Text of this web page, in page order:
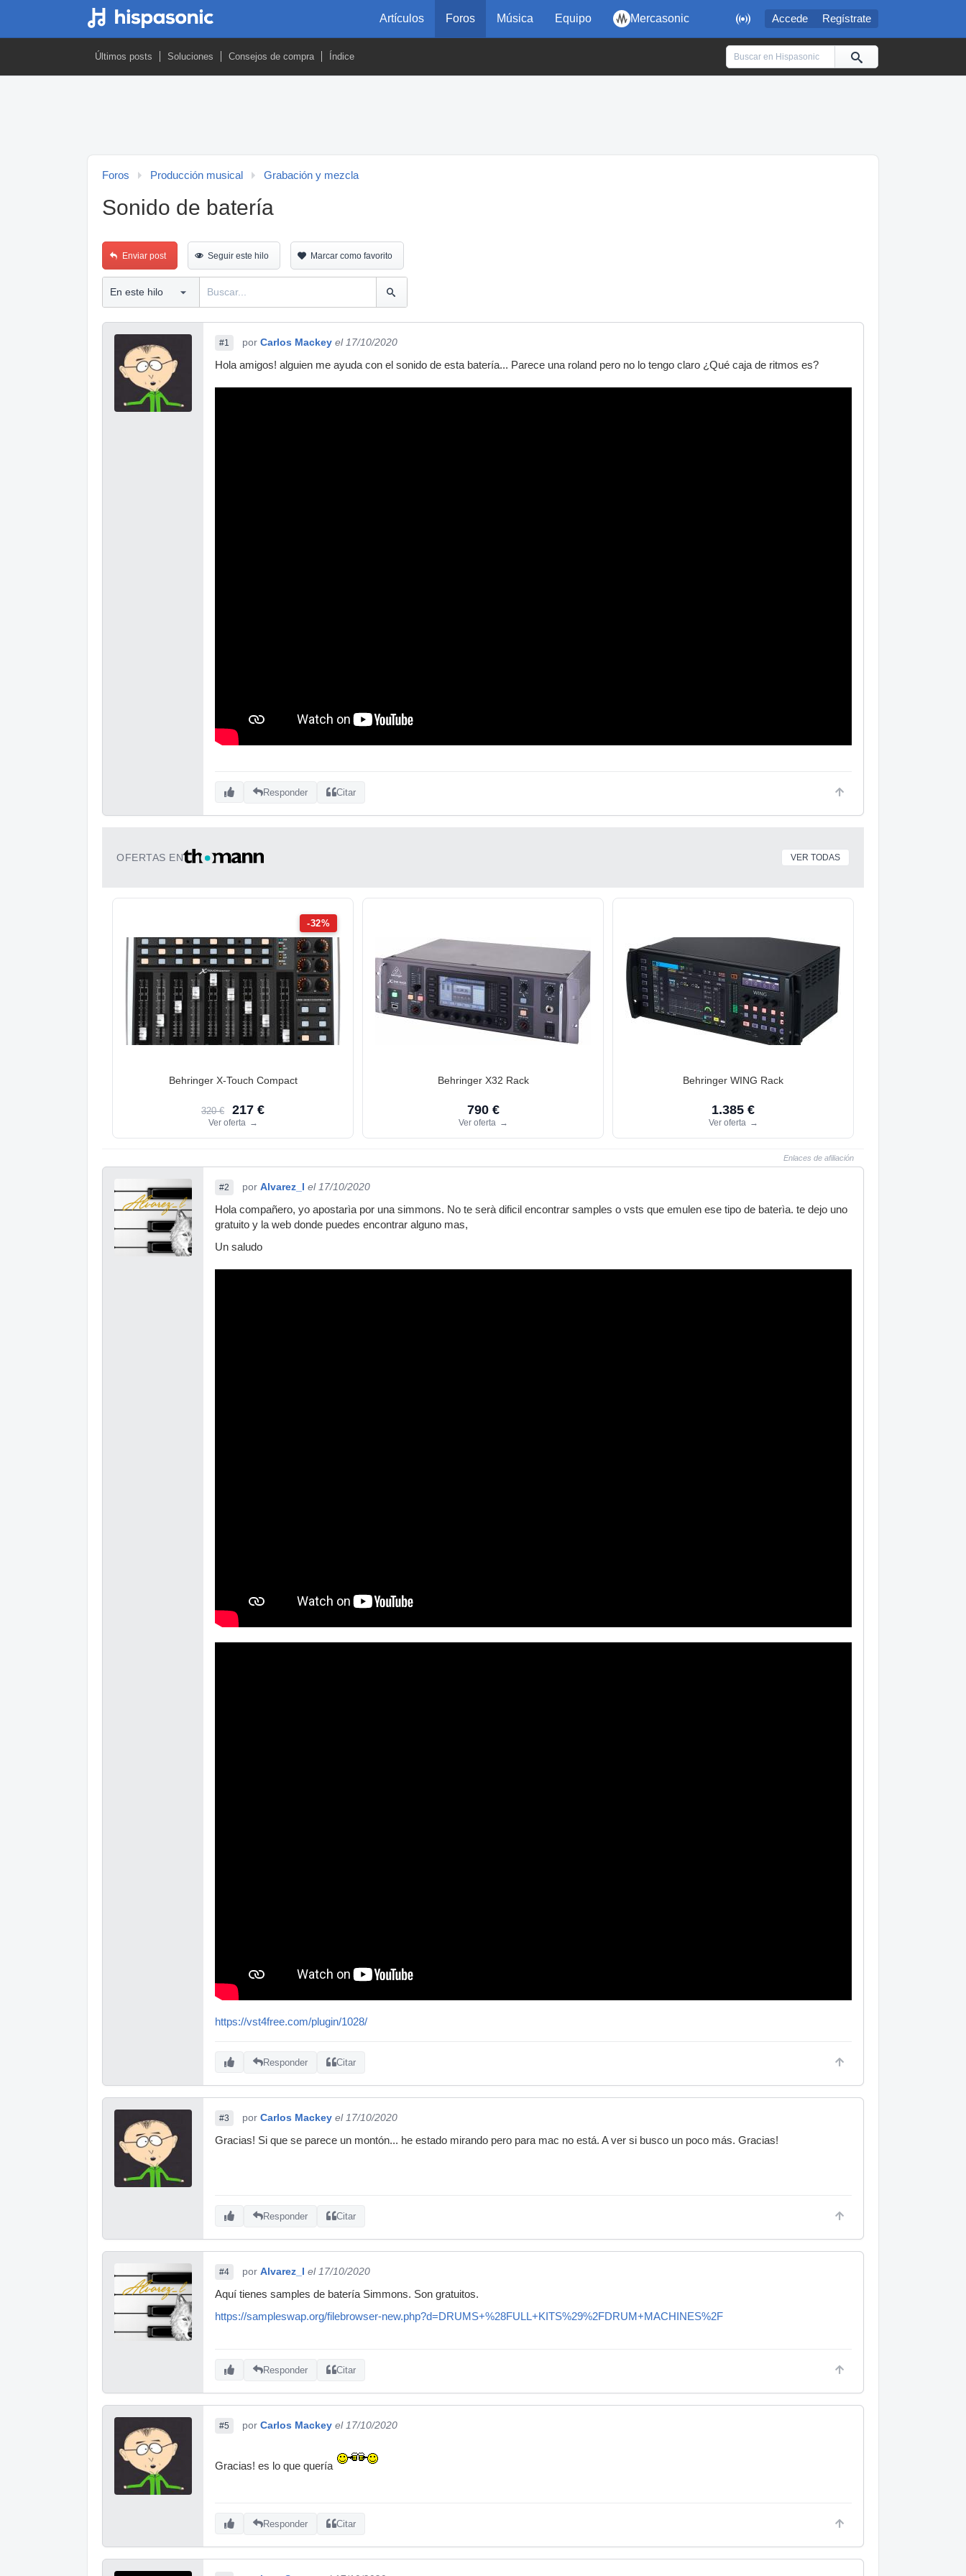
 Accede Regístrate
Artículos Foros Música Equipo Mercasonic
Últimos posts Soluciones Consejos de compra Índice
Foros Producción musical Grabación y mezcla
Sonido de batería
Enviar post Seguir este hilo Marcar como favorito
#1 por Carlos Mackey el 17/10/2020
Hola amigos! alguien me ayuda con el sonido de esta batería... Parece una roland pero no lo tengo claro ¿Qué caja de ritmos es?
Responder Citar
OFERTAS EN VER TODAS
-32%
Behringer X-Touch Compact
320 € 217 €
Ver oferta →
Behringer X32 Rack
790 €
Ver oferta →
Behringer WING Rack
1.385 €
Ver oferta →
Enlaces de afiliación
#2 por Alvarez_l el 17/10/2020
Hola compañero, yo apostarìa por una simmons. No te serà dificil encontrar samples o vsts que emulen ese tipo de baterìa. te dejo uno
gratuito y la web donde puedes encontrar alguno mas,
Un saludo
https://vst4free.com/plugin/1028/
Responder Citar
#3 por Carlos Mackey el 17/10/2020
Gracias! Si que se parece un montón... he estado mirando pero para mac no está. A ver si busco un poco más. Gracias!
Responder Citar
#4 por Alvarez_l el 17/10/2020
Aquí tienes samples de batería Simmons. Son gratuitos.
https://sampleswap.org/filebrowser-new.php?d=DRUMS+%28FULL+KITS%29%2FDRUM+MACHINES%2F
Responder Citar
#5 por Carlos Mackey el 17/10/2020
Gracias! es lo que quería
Responder Citar